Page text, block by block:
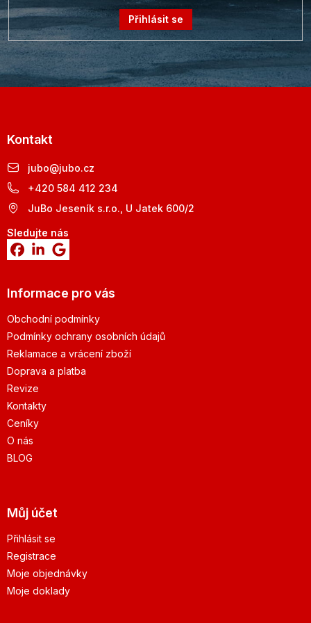
Přihlásit se
Kontakt
jubo@jubo.cz
+420 584 412 234
JuBo Jeseník s.r.o., U Jatek 600/2
Sledujte nás
Informace pro vás
Obchodní podmínky
Podmínky ochrany osobních údajů
Reklamace a vrácení zboží
Doprava a platba
Revize
Kontakty
Ceníky
O nás
BLOG
Můj účet
Přihlásit se
Registrace
Moje objednávky
Moje doklady